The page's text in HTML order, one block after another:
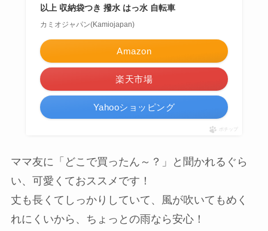
以上 収納袋つき 撥水 はっ水 自転車
カミオジャパン(Kamiojapan)
Amazon
楽天市場
Yahooショッピング
ポチップ
ママ友に「どこで買ったん～？」と聞かれるぐら
い、可愛くておススメです！
丈も長くてしっかりしていて、風が吹いてもめく
れにくいから、ちょっとの雨なら安心！